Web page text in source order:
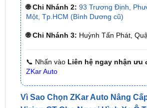
🌐 Chi Nhánh 3: Huỳnh Tấn Phát,
📞 Nhấn vàoLiên hệ ngay nhận ưu
Vì Sao Chọn ZKar Auto Nâng
Vizion GT Cho Ngoại Hình Xe Ô
ZKar Autolà trung tâm phụ kiện –